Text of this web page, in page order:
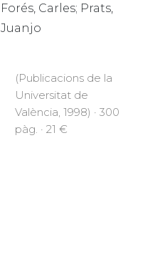
Forés, Carles; Prats,
Juanjo
(Publicacions de la
Universitat de
València, 1998) · 300
pàg. · 21 €